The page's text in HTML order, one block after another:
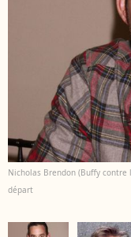
Nicholas Brendon (Buffy contre
départ